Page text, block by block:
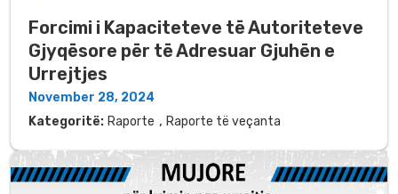
Forcimi i Kapaciteteve të Autoriteteve
Gjyqësore për të Adresuar Gjuhën e
Urrejtjes
November 28, 2024
Kategoritë: Raporte , Raporte të veçanta